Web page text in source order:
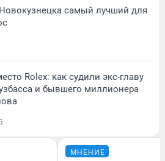
самый лучший для
Rolex: как судили экс-главу
и бывшего миллионера
МНЕНИЕ